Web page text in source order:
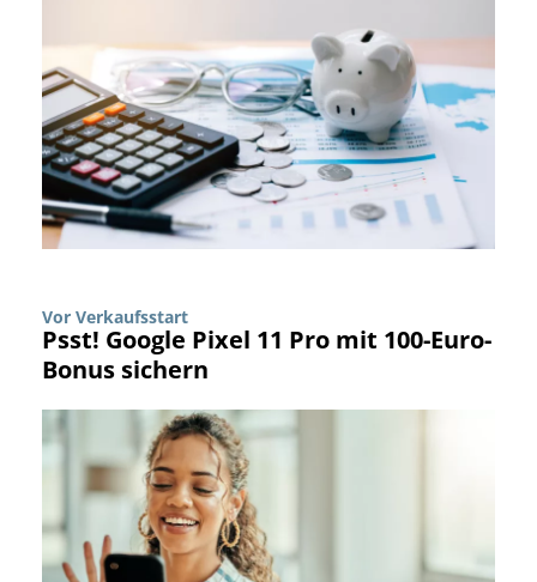
Vor Verkaufsstart
Psst! Google Pixel 11 Pro mit 100-Euro-
Bonus sichern